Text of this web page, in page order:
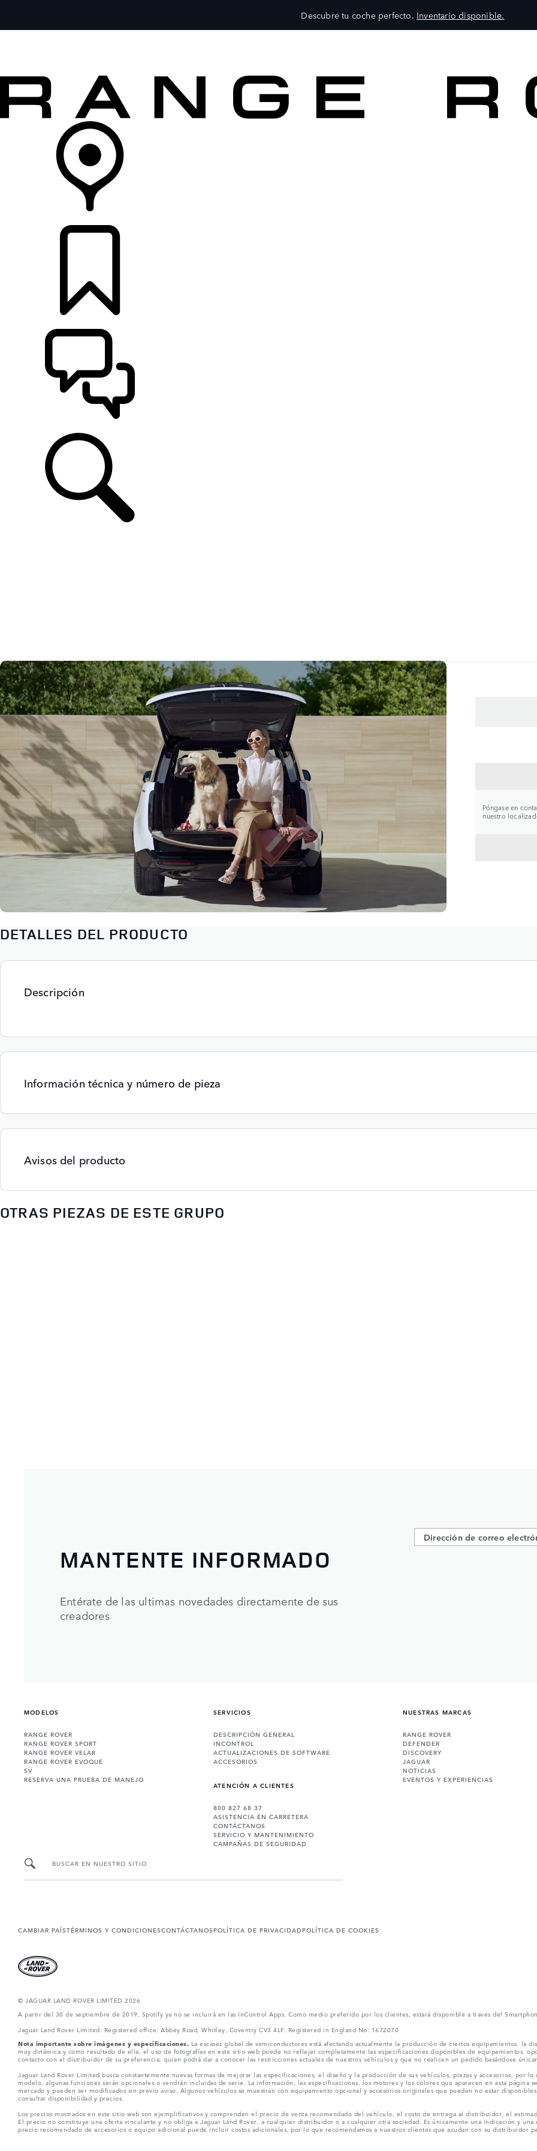
Descubre tu coche perfecto. Inventario disponible.
Póngase en
nuestro
DETALLES DEL PRODUCTO
Descripción
Información técnica y número de pieza
Avisos del producto
OTRAS PIEZAS DE ESTE GRUPO
MANTENTE INFORMADO
Entérate de las ultimas novedades directamente de sus
creadores
MODELOS
RANGE ROVER
RANGE ROVER SPORT
RANGE ROVER VELAR
RANGE ROVER EVOQUE
SV
RESERVA UNA PRUEBA DE MANEJO
SERVICIOS
DESCRIPCIÓN GENERAL
INCONTROL
ACTUALIZACIONES DE SOFTWARE
ACCESORIOS
ATENCIÓN A CLIENTES
800 827 68 37
ASISTENCIA EN CARRETERA
CONTÁCTANOS
SERVICIO Y MANTENIMIENTO
CAMPAÑAS DE SEGURIDAD
NUESTRAS MARCAS
RANGE ROVER
DEFENDER
DISCOVERY
JAGUAR
NOTICIAS
EVENTOS Y EXPERIENCIAS
BUSCAR EN NUESTRO SITIO
CAMBIAR PAÍSTÉRMINOS Y CONDICIONESCONTÁCTANOSPOLÍTICA DE PRIVACIDADPOLÍTICA DE COOKIES
© JAGUAR LAND ROVER LIMITED 2026
A partir del 30 de septiembre de 2019, Spotify ya no se incluirá en las InControl Apps. Como medio preferido por los clientes, estará disponible a través del
Jaguar Land Rover Limited: Registered office: Abbey Road, Whitley, Coventry CV3 4LF. Registered in England No: 1672070
Nota importante sobre imágenes y especificaciones. La escasez global de semiconductores está afectando actualmente la producción de ciertos equipamientos, la
muy dinámica y como resultado de ella, el uso de fotografías en este sitio web puede no reflejar completamente las especificaciones disponibles de equipamientos,
contacto con el distribuidor de su preferencia, quien podrá dar a conocer las restricciones actuales de nuestros vehículos y que no realicen un pedido basándose
Jaguar Land Rover Limited busca constantemente nuevas formas de mejorar las especificaciones, el diseño y la producción de sus vehículos, piezas y accesorios, por
modelo, algunas funciones serán opcionales o vendrán incluidas de serie. La información, las especificaciones, los motores y los colores que aparecen en esta página
mercado y pueden ser modificados sin previo aviso. Algunos vehículos se muestran con equipamiento opcional y accesorios originales que pueden no estar
consultar disponibilidad y precios.
Los precios mostrados en este sitio web son ejemplificativos y comprenden el precio de venta recomendado del vehículo, el costo de entrega al distribuidor, el
El precio no constituye una oferta vinculante y no obliga a Jaguar Land Rover, a cualquier distribuidor o a cualquier otra sociedad. Es únicamente una indicación y
precio recomendado de accesorios o equipo adicional puede incluir costos adicionales, por lo que recomendamos a nuestros clientes que acudan con su distribuidor